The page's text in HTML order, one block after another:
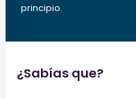
principio.
¿Sabías que?